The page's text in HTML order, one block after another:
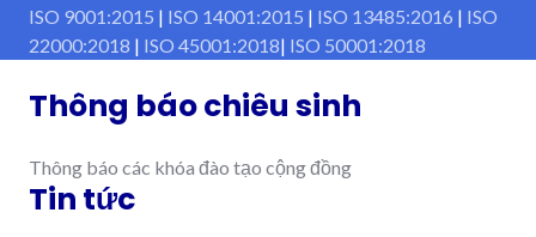
ISO 9001:2015 | ISO 14001:2015 | ISO 13485:2016 | ISO
22000:2018 | ISO 45001:2018| ISO 50001:2018
Thông báo chiêu sinh
Thông báo các khóa đào tạo cộng đồng
Tin tức